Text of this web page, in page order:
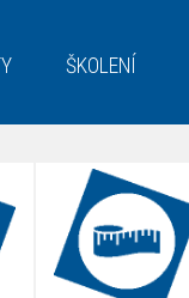
ŠKOLENÍ